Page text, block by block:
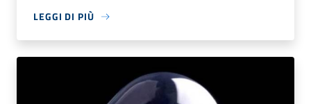
LEGGI DI PIÙ